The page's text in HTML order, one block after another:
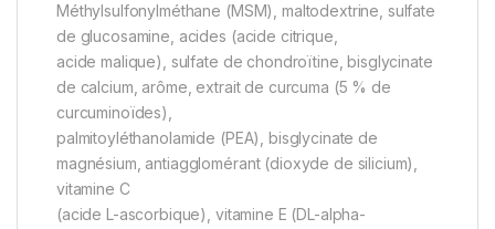
Méthylsulfonylméthane (MSM), maltodextrine, sulfate
de glucosamine, acides (acide citrique,
acide malique), sulfate de chondroïtine, bisglycinate
de calcium, arôme, extrait de curcuma (5 % de
curcuminoïdes),
palmitoyléthanolamide (PEA), bisglycinate de
magnésium, antiagglomérant (dioxyde de silicium),
vitamine C
(acide L-ascorbique), vitamine E (DL-alpha-